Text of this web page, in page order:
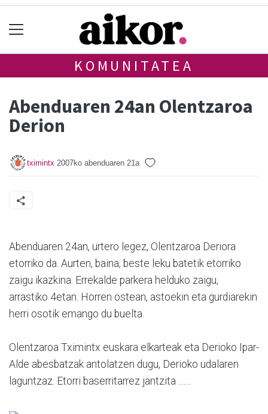
KOMUNITATEA
Abenduaren 24an Olentzaroa
Derion
tximintx 2007ko abenduaren 21a
Abenduaren 24an, urtero legez, Olentzaroa Deriora
etorriko da. Aurten, baina, beste leku batetik etorriko
zaigu ikazkina. Errekalde parkera helduko zaigu,
arrastiko 4etan. Horren ostean, astoekin eta gurdiarekin
herri osotik emango du buelta.
Olentzaroa Tximintx euskara elkarteak eta Derioko Ipar-
Alde abesbatzak antolatzen dugu, Derioko udalaren
laguntzaz. Etorri baserritarrez jantzita .......